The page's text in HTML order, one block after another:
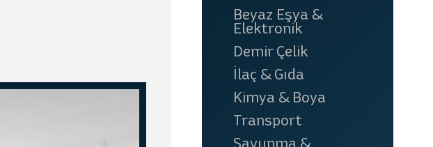
Beyaz Eşya &
Elektronik
Demir Çelik
İlaç & Gıda
Kimya & Boya
Transport
Savunma &